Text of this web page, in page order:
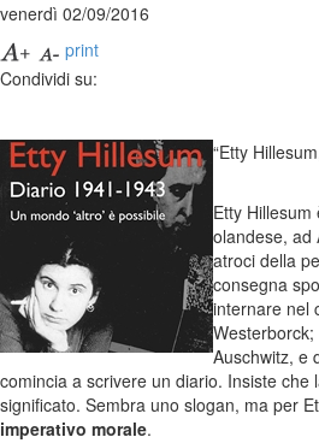
venerdì 02/09/2016
print
Condividi su:
“Etty
Etty
olandese, ad
atroci della
consegna
internare nel
Auschwitz, e
comincia a scrivere un diario. Insiste che
significato. Sembra uno slogan, ma per
imperativo morale.